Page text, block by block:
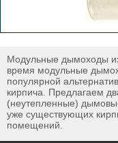
Модульные дымоходы
время модульные
популярной
кирпича. Предлагаем
(неутепленные)
уже существующих
помещений.